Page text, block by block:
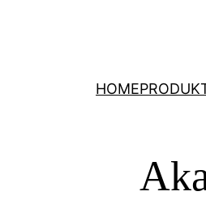
HOME